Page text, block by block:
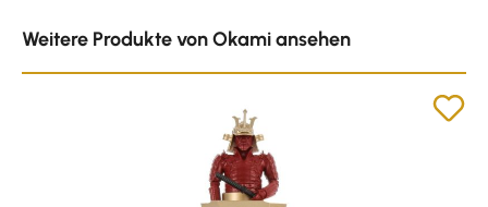
Weitere Produkte von Okami ansehen